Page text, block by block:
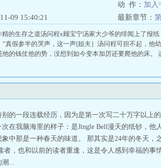
动 作： 加入
09 15:40:21
最新章节：
的生存之道汤问程x顾宝宁汤家大少爷的绯闻上了报
假参半的哭声，这一声[姐夫］汤问程可担不起，他
他的钱仗他的势，没想到如今变本加厉还要爬他的床。
的一段连载经历，因为是第一次写二十万字以上
在我脑海里的样子：是Jingle Bell漫天的纸钞，
中那是一种春天的味道。 那其实是24年的冬天
，也和以前的读者重逢，这是令人感到幸福的
潮...